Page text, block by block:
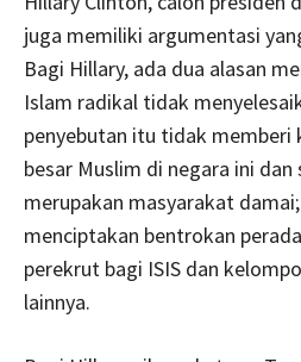
juga memiliki argumentasi
Bagi Hillary, ada dua alasan
Islam radikal tidak
penyebutan itu tidak memberi
besar Muslim di negara ini dan
merupakan masyarakat
menciptakan bentrokan
perekrut bagi ISIS dan
lainnya.